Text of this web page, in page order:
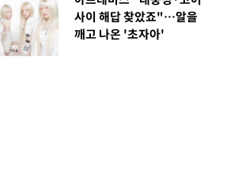
사이 해답 찾았죠"…알을
깨고 나온 '초자아'